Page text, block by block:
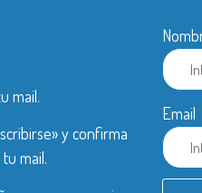
mail.
y confirma
mail.
Email